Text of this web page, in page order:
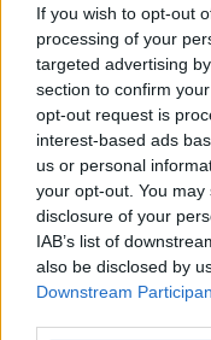
If you wish to opt-out
processing of your
targeted advertising
section to confirm
opt-out request is
interest-based ads
us or personal
your opt-out. You
disclosure of your
IAB’s list of
also be disclosed by
Downstream
România
despre ce
27 AUGUST 2015
Premierul